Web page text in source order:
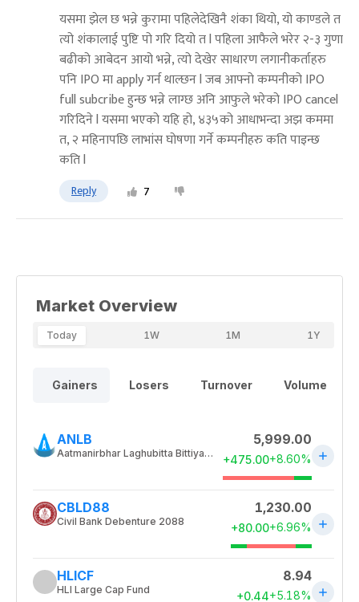
यसमा झेल छ भन्ने कुरामा पहिलेदेखिनै शंका थियो, यो काण्डले त
त्यो शंकालाई पुष्टि पो गरि दियो त l पहिला आफैले भरेर २-३ गुणा
बढीको आबेदन आयो भन्ने, त्यो देखेर साधारण लगानीकर्ताहरु
पनि IPO मा apply गर्न थाल्छन l जब आफ्नो कम्पनीको IPO
full subcribe हुन्छ भन्ने लाग्छ अनि आफुले भरेको IPO cancel
गरिदिने l यसमा भएको यहि हो, ४३५को आधाभन्दा अझ कममा
त, २ महिनापछि लाभांस घोषणा गर्ने कम्पनीहरु कति पाइन्छ
कति l
Reply 7